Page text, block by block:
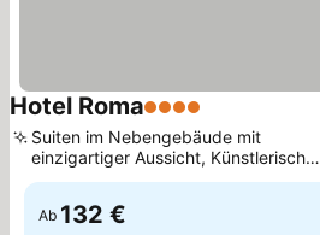
Hotel Roma4 Sterne
Suiten im Nebengebäude mit
einzigartiger Aussicht, Künstlerische
Buntglasfenster
Ab 132 €